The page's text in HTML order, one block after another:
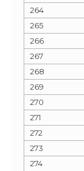
264
265
266
267
268
269
270
271
272
273
274